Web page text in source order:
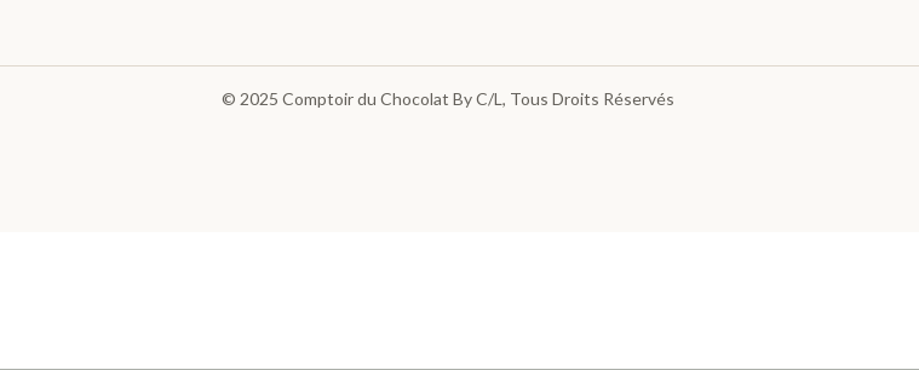
© 2025 Comptoir du Chocolat By C/L , Tous Droits Réservés